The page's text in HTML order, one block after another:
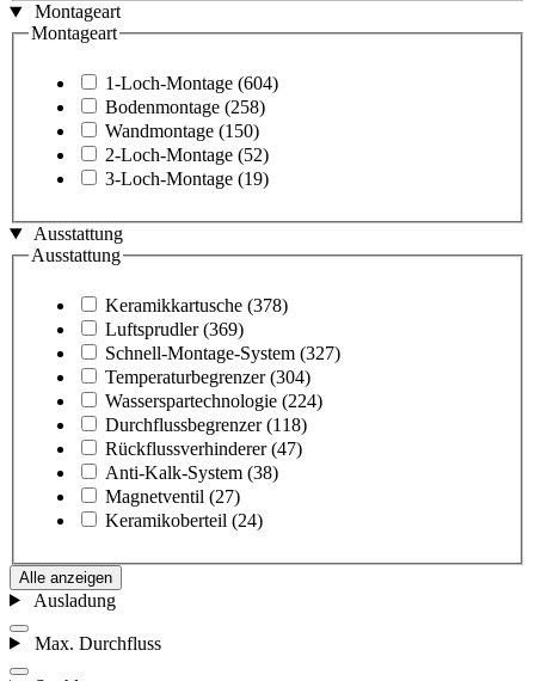
Montageart
Montageart
1-Loch-Montage (604)
Bodenmontage (258)
Wandmontage (150)
2-Loch-Montage (52)
3-Loch-Montage (19)
Ausstattung
Ausstattung
Keramikkartusche (378)
Luftsprudler (369)
Schnell-Montage-System (327)
Temperaturbegrenzer (304)
Wasserspartechnologie (224)
Durchflussbegrenzer (118)
Rückflussverhinderer (47)
Anti-Kalk-System (38)
Magnetventil (27)
Keramikoberteil (24)
Alle anzeigen
Ausladung
Max. Durchfluss